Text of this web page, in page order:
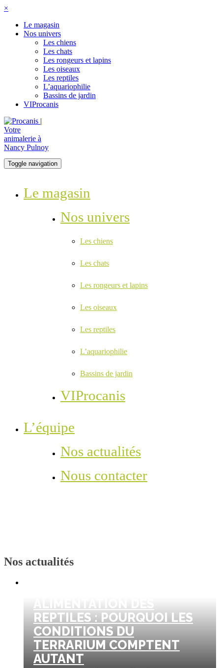
×
Le magasin
Nos univers
Les chiens
Les chats
Les rongeurs et lapins
Les oiseaux
Les reptiles
L’aquariophilie
Bassins de jardin
VIProcanis
Toggle navigation
Le magasin
Nos univers
Les chiens
Les chats
Les rongeurs et lapins
Les oiseaux
Les reptiles
L’aquariophilie
Bassins de jardin
VIProcanis
L’équipe
Nos actualités
Nous contacter
Nos actualités
ALIMENTATION DES
REPTILES : POURQUOI LES
CONDITIONS DU
TERRARIUM COMPTENT
AUTANT